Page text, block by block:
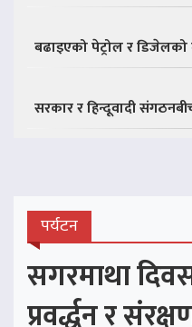
बढाइएको पेट्रोल र
सरकार र हिन्दूवादी
पर्यटन
सगरमाथा
प्रवर्द्धन र